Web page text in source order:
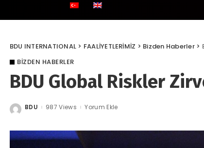
BDU INTERNATIONAL > FAALİYETLERİMİZ > Bizden Haberler>
BIZDEN HABERLER
BDU Global Riskler
Posted
BDU 987 Views Yorum Ekle